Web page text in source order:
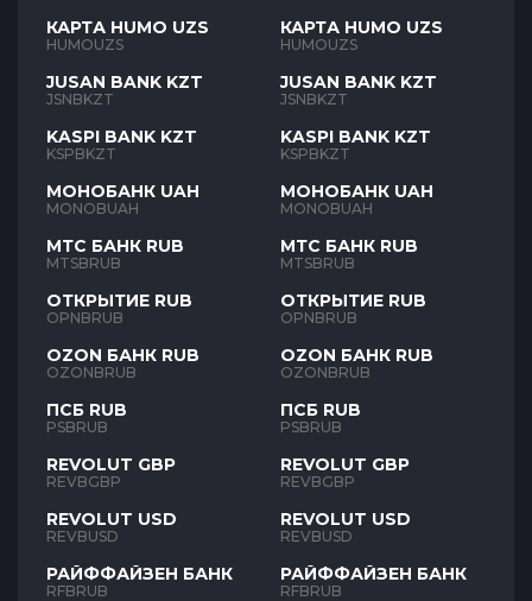
КАРТА HUMO UZS
HUMOUZS
JUSAN BANK KZT
JSNBKZT
KASPI BANK KZT
KSPBKZT
МОНОБАНК UAH
MONOBUAH
МТС БАНК RUB
MTSBRUB
ОТКРЫТИЕ RUB
OPNBRUB
OZON БАНК RUB
OZONBRUB
ПСБ RUB
PSBRUB
REVOLUT GBP
REVBGBP
REVOLUT USD
REVBUSD
РАЙФФАЙЗЕН БАНК
RFBRUB
КАРТА HUMO UZS
HUMOUZS
JUSAN BANK KZT
JSNBKZT
KASPI BANK KZT
KSPBKZT
МОНОБАНК UAH
MONOBUAH
МТС БАНК RUB
MTSBRUB
ОТКРЫТИЕ RUB
OPNBRUB
OZON БАНК RUB
OZONBRUB
ПСБ RUB
PSBRUB
REVOLUT GBP
REVBGBP
REVOLUT USD
REVBUSD
РАЙФФАЙЗЕН БАНК
RFBRUB